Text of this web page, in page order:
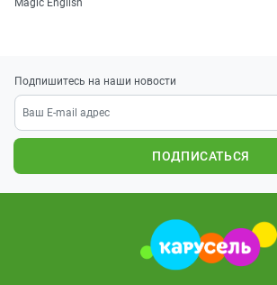
Magic English
Подпишитесь на наши новости
ПОДПИСАТЬСЯ